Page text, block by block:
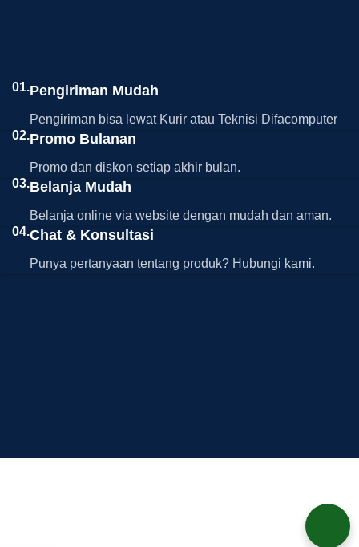
01.Pengiriman Mudah
Pengiriman bisa lewat Kurir atau Teknisi Difacomputer
02.Promo Bulanan
Promo dan diskon setiap akhir bulan.
03.Belanja Mudah
Belanja online via website dengan mudah dan aman.
04.Chat & Konsultasi
Punya pertanyaan tentang produk? Hubungi kami.